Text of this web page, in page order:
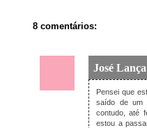
8 comentários:
José Lança
Pensei que
saído de um
contudo, até
estou a